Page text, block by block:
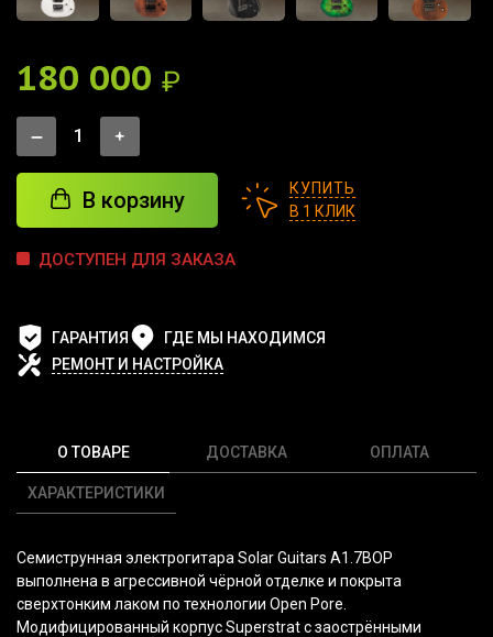
180 000 ₽
В корзину
КУПИТЬ
В 1 КЛИК
ДОСТУПЕН ДЛЯ ЗАКАЗА
ГАРАНТИЯ
ГДЕ МЫ НАХОДИМСЯ
РЕМОНТ И НАСТРОЙКА
О ТОВАРЕ
ХАРАКТЕРИСТИКИ
ДОСТАВКА ОПЛАТА
Семиструнная электрогитара Solar Guitars A1.7BOP
выполнена в агрессивной чёрной отделке и покрыта
сверхтонким лаком по технологии Open Pore.
Модифицированный корпус Superstrat с заострёнными